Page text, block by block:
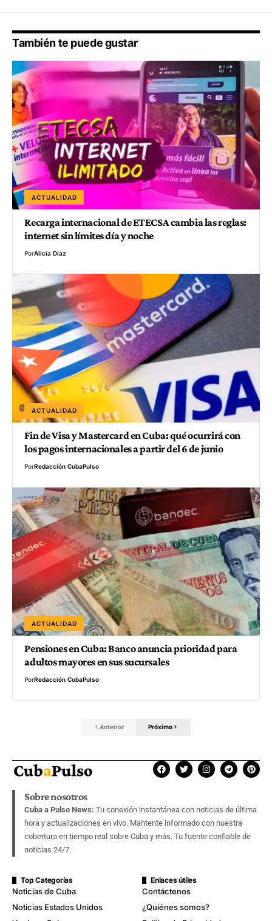
También te puede gustar
ACTUALIDAD
Recarga internacional de ETECSA cambia las reglas:
internet sin límites día y noche
PorAlicia Díaz
ACTUALIDAD
Fin de Visa y Mastercard en Cuba: qué ocurrirá con
los pagos internacionales a partir del 6 de junio
PorRedacción CubaPulso
ACTUALIDAD
Pensiones en Cuba: Banco anuncia prioridad para
adultos mayores en sus sucursales
PorRedacción CubaPulso
Anterior Próximo
Sobre nosotros
Cuba a Pulso News: Tu conexión instantánea con noticias de última
hora y actualizaciones en vivo. Mantente informado con nuestra
cobertura en tiempo real sobre Cuba y más. Tu fuente confiable de
noticias 24/7.
Top Categorías
Noticias de Cuba
Noticias Estados Unidos
Enlaces útiles
Contáctenos
¿Quiénes somos?